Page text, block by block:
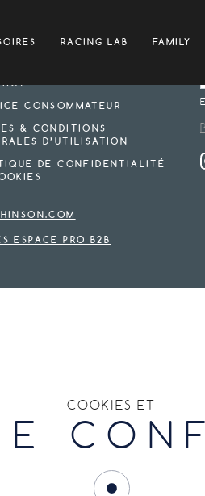
RACING LAB FAMILY
RECOMMANDÉE
CONSOMMATEUR
& CONDITIONS
D’UTILISATION
DE CONFIDENTIALITÉ
ESPACE PRO B2B
COOKIES ET